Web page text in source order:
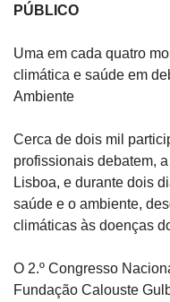
PÚBLICO
Uma em cada quatro
climática e saúde em
Ambiente
Cerca de dois mil
profissionais debatem,
Lisboa, e durante dois
saúde e o ambiente,
climáticas às doenças
O 2.º Congresso
Fundação Calouste